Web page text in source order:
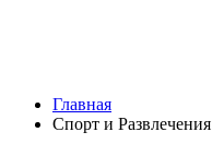
Главная
Спорт и Развлечения